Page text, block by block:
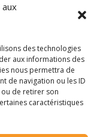
des technologies
aux informations des
nous permettra de
de navigation ou les ID
ou de retirer son
caractéristiques